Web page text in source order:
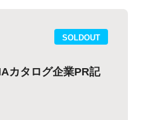
SOLDOUT
カタログ企業PR記